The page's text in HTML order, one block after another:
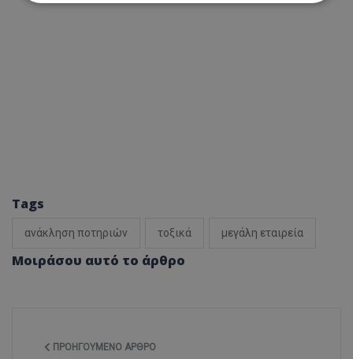
Tags
ανάκληση ποτηριών τοξικά μεγάλη εταιρεία
Μοιράσου αυτό το άρθρο
ΠΡΟΗΓΟΎΜΕΝΟ ΆΡΘΡΟ